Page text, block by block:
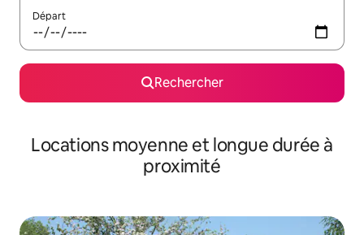
Départ
Rechercher
Locations moyenne et longue durée à
proximité